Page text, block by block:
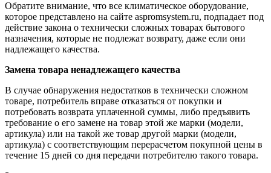
Обратите внимание, что все климатическое оборудование,
которое представлено на сайте aspromsystem.ru, подпадает под
действие закона о технически сложных товарах бытового
назначения, которые не подлежат возврату, даже если они
надлежащего качества.
Замена товара ненадлежащего качества
В случае обнаружения недостатков в технически сложном
товаре, потребитель вправе отказаться от покупки и
потребовать возврата уплаченной суммы, либо предъявить
требование о его замене на товар этой же марки (модели,
артикула) или на такой же товар другой марки (модели,
артикула) с соответствующим перерасчетом покупной цены в
течение 15 дней со дня передачи потребителю такого товара.